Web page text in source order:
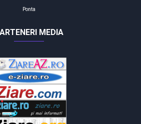
Ponta
MEDIA